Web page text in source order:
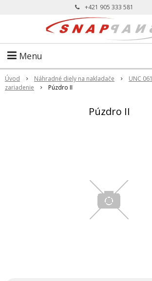
+421 905 333 581
Menu
Úvod Náhradné diely na nakladače UNC 061
zariadenie
Púzdro II
Púzdro II